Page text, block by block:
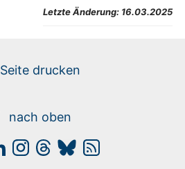
Letzte Änderung: 16.03.2025
Seite drucken
nach oben